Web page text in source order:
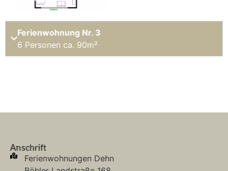
Ferienwohnung Nr. 3
6 Personen ca. 90m²
Anschrift
Ferienwohnungen Dehn